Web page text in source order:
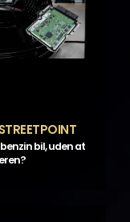
bil, uden at